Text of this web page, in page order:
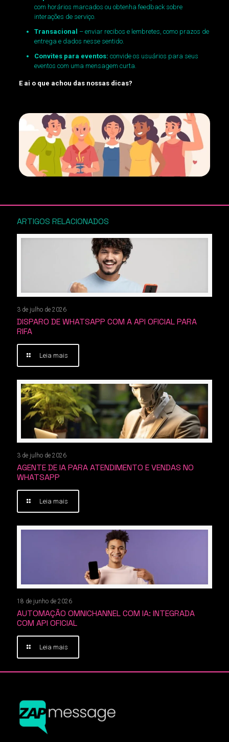
com horários marcados ou obtenha feedback sobre
interações de serviço.
Transacional – enviar recibos e lembretes, como prazos de
entrega e dados nesse sentido.
Convites para eventos: convide os usuários para seus
eventos com uma mensagem curta.
E ai o que achou das nossas dicas?
ARTIGOS RELACIONADOS
3 de julho de 2026
DISPARO DE WHATSAPP COM A API OFICIAL PARA
RIFA
Leia mais
3 de julho de 2026
AGENTE DE IA PARA ATENDIMENTO E VENDAS NO
WHATSAPP
Leia mais
18 de junho de 2026
AUTOMAÇÃO OMNICHANNEL COM IA: INTEGRADA
COM API OFICIAL
Leia mais